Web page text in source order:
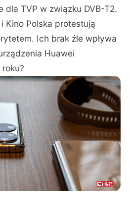
dla TVP w związku DVB-T2.
Kino Polska protestują
Ich brak źle wpływa
Huawei